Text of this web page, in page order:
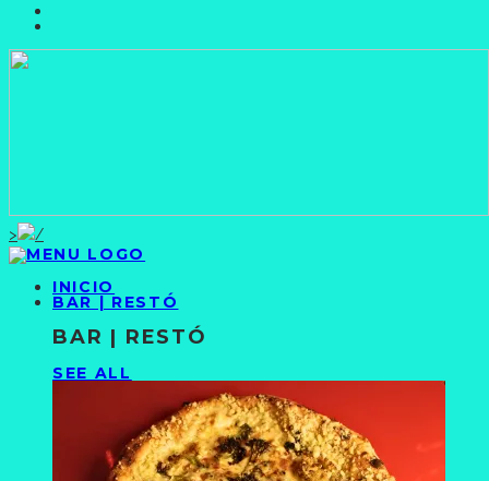
>
INICIO
BAR | RESTÓ
BAR | RESTÓ
SEE ALL